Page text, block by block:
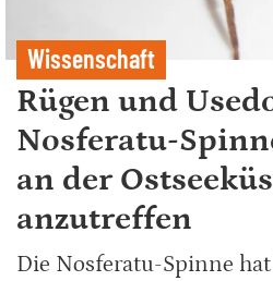
Wissenschaft
Rügen und
Nosferatu-
an der
anzutreffen
Die Nosferatu-Spinne